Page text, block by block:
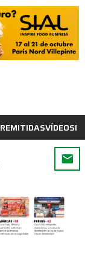
REMITIDASVÍDEOS